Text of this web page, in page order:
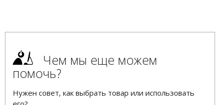
Чем мы еще можем
помочь?
Нужен совет, как выбрать товар или использовать